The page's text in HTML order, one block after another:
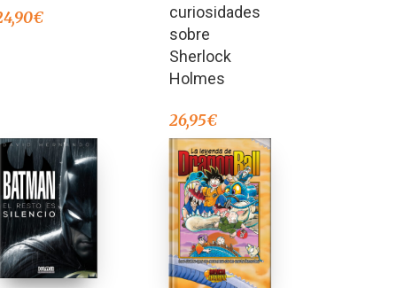
€
curiosidades
sobre
Sherlock
Holmes
26,95€